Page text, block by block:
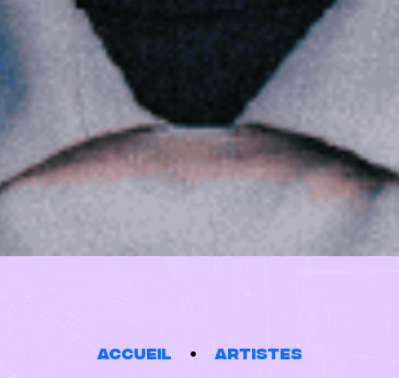
Accueil Artistes